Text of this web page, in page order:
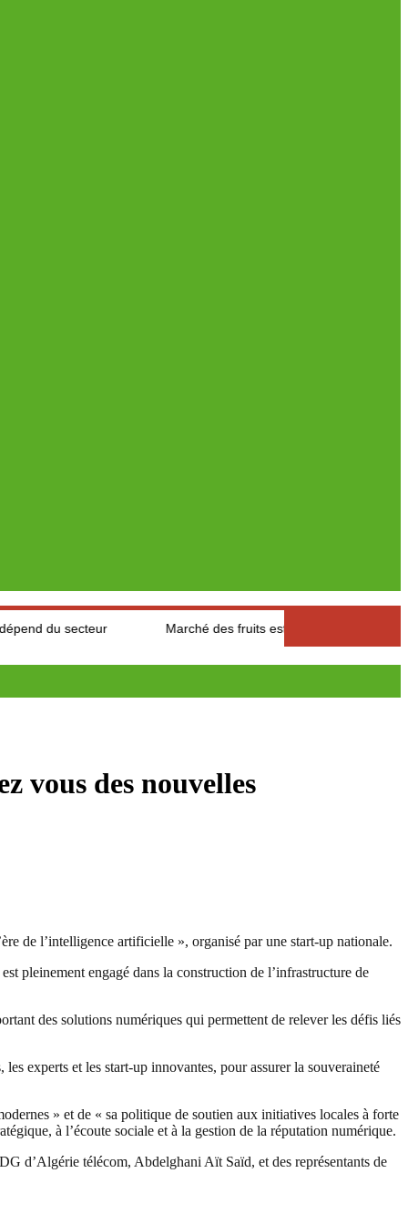
Marché des fruits est légumes : Les producteurs des
vous des nouvelles
de l’intelligence artificielle », organisé par une start-up nationale.
pleinement engagé dans la construction de l’infrastructure de
des solutions numériques qui permettent de relever les défis liés
experts et les start-up innovantes, pour assurer la souveraineté
» et de « sa politique de soutien aux initiatives locales à forte
à l’écoute sociale et à la gestion de la réputation numérique.
d’Algérie télécom, Abdelghani Aït Saïd, et des représentants de